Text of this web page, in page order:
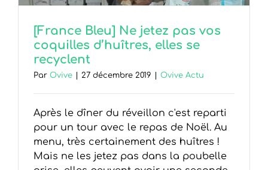
[France Bleu] Ne jetez pas vos
coquilles d’huîtres, elles se
recyclent
Par Ovive 27 décembre 2019 Ovive Actu
Après le dîner du réveillon c'est reparti
pour un tour avec le repas de Noël. Au
menu, très certainement des huîtres !
Mais ne les jetez pas dans la poubelle